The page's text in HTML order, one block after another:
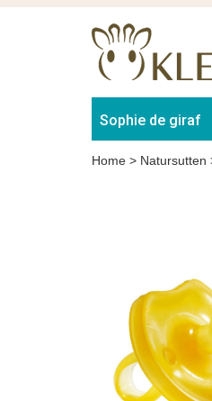
Sophie de giraf
Home > Natursutten